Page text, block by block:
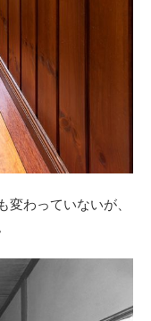
わっていないが、